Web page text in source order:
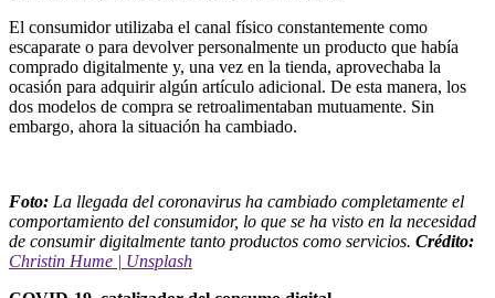
El consumidor utilizaba el canal físico constantemente como
escaparate o para devolver personalmente un producto que había
comprado digitalmente y, una vez en la tienda, aprovechaba la
ocasión para adquirir algún artículo adicional. De esta manera, los
dos modelos de compra se retroalimentaban mutuamente. Sin
embargo, ahora la situación ha cambiado.
Foto: La llegada del coronavirus ha cambiado completamente el
comportamiento del consumidor, lo que se ha visto en la necesidad
de consumir digitalmente tanto productos como servicios. Crédito:
Christin Hume | Unsplash